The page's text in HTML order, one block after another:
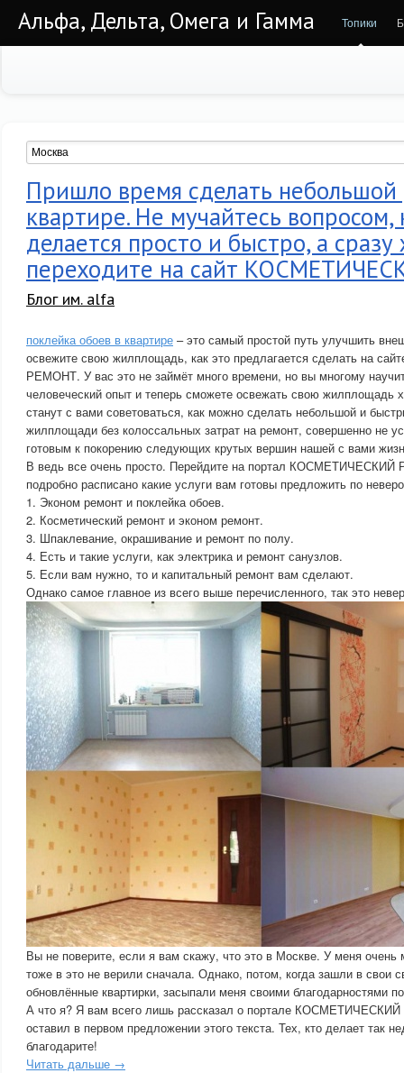
Альфа, Дельта, Омега и Гамма Топики
Пришло время сделать
квартире. Не мучайтесь вопросом,
делается просто и быстро, а сразу
переходите на сайт
Блог им. alfa
поклейка обоев в квартире – это самый простой путь улучшить
освежите свою жилплощадь, как это предлагается сделать на
РЕМОНТ. У вас это не займёт много времени, но вы многому
человеческий опыт и теперь сможете освежать свою жилплощадь
станут с вами советоваться, как можно сделать небольшой и
жилплощади без колоссальных затрат на ремонт, совершенно не
готовым к покорению следующих крутых вершин нашей с вами
В ведь все очень просто. Перейдите на портал
подробно расписано какие услуги вам готовы предложить по
1. Эконом ремонт и поклейка обоев.
2. Косметический ремонт и эконом ремонт.
3. Шпаклевание, окрашивание и ремонт по полу.
4. Есть и такие услуги, как электрика и ремонт санузлов.
5. Если вам нужно, то и капитальный ремонт вам сделают.
Однако самое главное из всего выше перечисленного, так это
Вы не поверите, если я вам скажу, что это в Москве. У меня очень
тоже в это не верили сначала. Однако, потом, когда зашли в свои
обновлённые квартирки, засыпали меня своими благодарностями
А что я? Я вам всего лишь рассказал о портале
оставил в первом предложении этого текста. Тех, кто делает так
благодарите!
Читать дальше →